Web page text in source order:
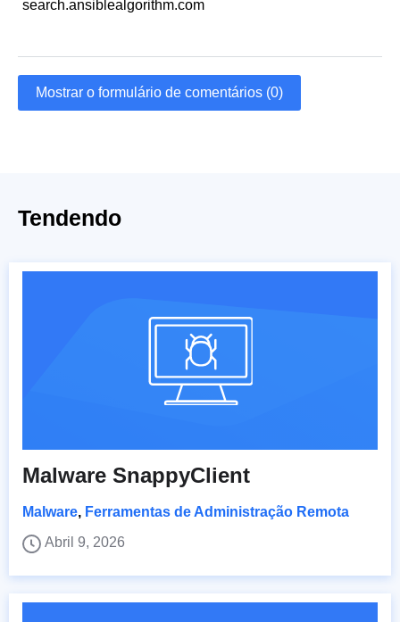
search.ansiblealgorithm.com
Mostrar o formulário de comentários (0)
Tendendo
Malware SnappyClient
Malware, Ferramentas de Administração Remota
Abril 9, 2026